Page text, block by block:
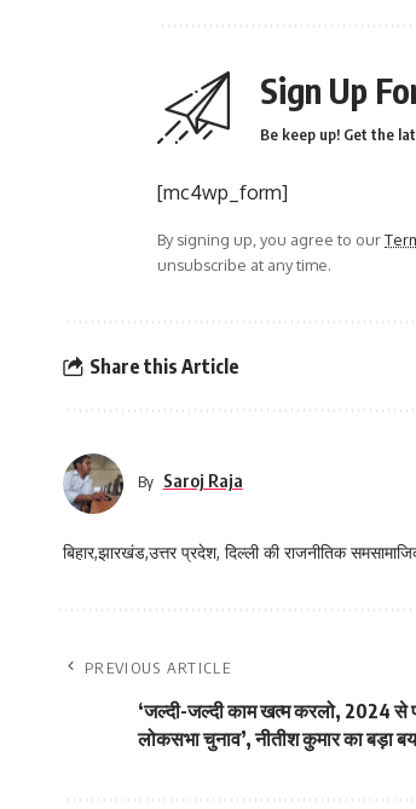
Sign Up
Be keep up! Get the
[mc4wp_form]
By signing up, you agree to our
unsubscribe at any time.
Share this Article
By Saroj Raja
बिहार,झारखंड,उत्तर प्रदेश, दिल्ली की राजनीतिक
PREVIOUS ARTICLE
‘जल्दी-जल्दी काम खत्म करलो, 2024
लोकसभा चुनाव’, नीतीश कुमार का बड़ा